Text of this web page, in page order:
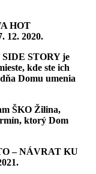
HOT
12. 2020.
STORY je
kde ste ich
Domu umenia
ŠKO Žilina,
ktorý Dom
– NÁVRAT KU